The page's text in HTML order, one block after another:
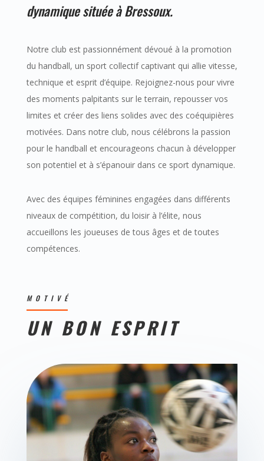
dynamique située à Bressoux.
Notre club est passionnément dévoué à la promotion
du handball, un sport collectif captivant qui allie vitesse,
technique et esprit d’équipe. Rejoignez-nous pour vivre
des moments palpitants sur le terrain, repousser vos
limites et créer des liens solides avec des coéquipières
motivées. Dans notre club, nous célébrons la passion
pour le handball et encourageons chacun à développer
son potentiel et à s’épanouir dans ce sport dynamique.
Avec des équipes féminines engagées dans différents
niveaux de compétition, du loisir à l’élite, nous
accueillons les joueuses de tous âges et de toutes
compétences.
MOTIVÉ
UN BON ESPRIT